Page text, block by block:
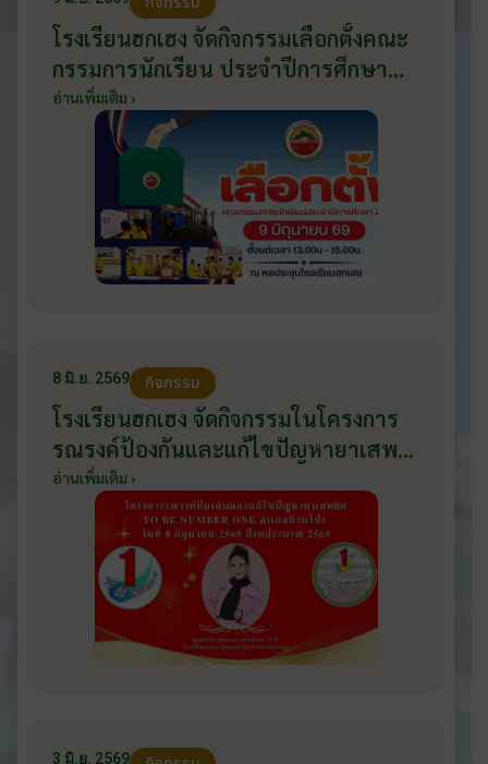
โรงเรียนฮกเฮง จัดกิจกรรมเลือกตั้งคณะ
กรรมการนักเรียน ประจำปีการศึกษา
2569 ส่งเสริมประชาธิปไตยในโรงเรียน
วันที่ 9 มิถุนายน 2569
อ่านเพิ่มเติม ›
8 มิ.ย. 2569 กิจกรรม
โรงเรียนฮกเฮง จัดกิจกรรมในโครงการ
รณรงค์ป้องกันและแก้ไขปัญหายาเสพ
ติด TO BE NUMBER ONE อำเภอ
บ้านโป่ง ปีงบประมาณ 2569 ให้กับ
นักเรียนแกนนำ ในวันที่ 8 มิถุนายน
2569
อ่านเพิ่มเติม ›
3 มิ.ย. 2569